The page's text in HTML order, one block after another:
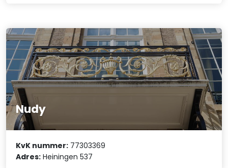
Nudy
KvK nummer: 77303369
Adres: Heiningen 537